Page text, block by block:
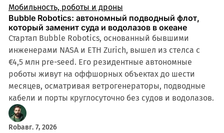
Мобильность, роботы и дроны
Bubble Robotics: автономный подводный флот,
который заменит суда и водолазов в океане
Стартап Bubble Robotics, основанный бывшими
инженерами NASA и ETH Zurich, вышел из стелса с
€4,5 млн pre-seed. Его резидентные автономные
роботы живут на оффшорных объектах до шести
месяцев, осматривая ветрогенераторы, подводные
кабели и порты круглосуточно без судов и водолазов.
Robавг. 7, 2026